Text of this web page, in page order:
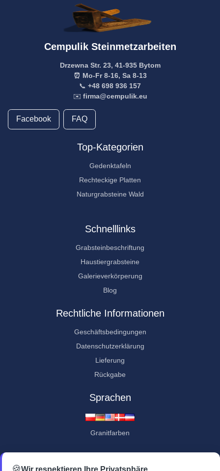
Cempulik Steinmetzarbeiten
Drzewna Str. 23, 41-935 Bytom
⏰ Mo-Fr 8-16, Sa 8-13
📞 +48 698 936 157
✉️ firma@cempulik.eu
Facebook FAQ
Top-Kategorien
Gedenktafeln
Rechteckige Platten
Naturgrabsteine Wald
Schnelllinks
Grabsteinbeschriftung
Haustiergrabsteine
Galerieverkörperung
Blog
Rechtliche Informationen
Geschäftsbedingungen
Datenschutzerklärung
Lieferung
Rückgabe
Sprachen
Granitfarben
Kundenbewertungen
🍪Wir respektieren Ihre Privatsphäre